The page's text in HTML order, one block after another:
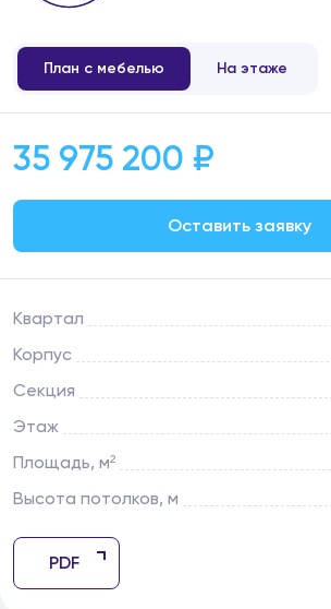
План с мебелью На этаже
Квартал
Корпус
Секция
Этаж
Площадь, м²
Высота потолков, м
PDF
35 975 200 ₽
Оставить заявку